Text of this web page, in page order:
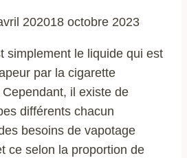
202018 octobre 2023
simplement le liquide qui est
par la cigarette
il existe de
différents chacun
besoins de vapotage
ce selon la proportion de